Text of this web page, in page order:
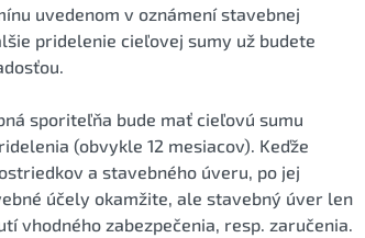
uvedenom v oznámení stavebnej
pridelenie cieľovej sumy už budete
sporiteľňa bude mať cieľovú sumu
(obvykle 12 mesiacov). Keďže
a stavebného úveru, po jej
účely okamžite, ale stavebný úver len
vhodného zabezpečenia, resp. zaručenia.